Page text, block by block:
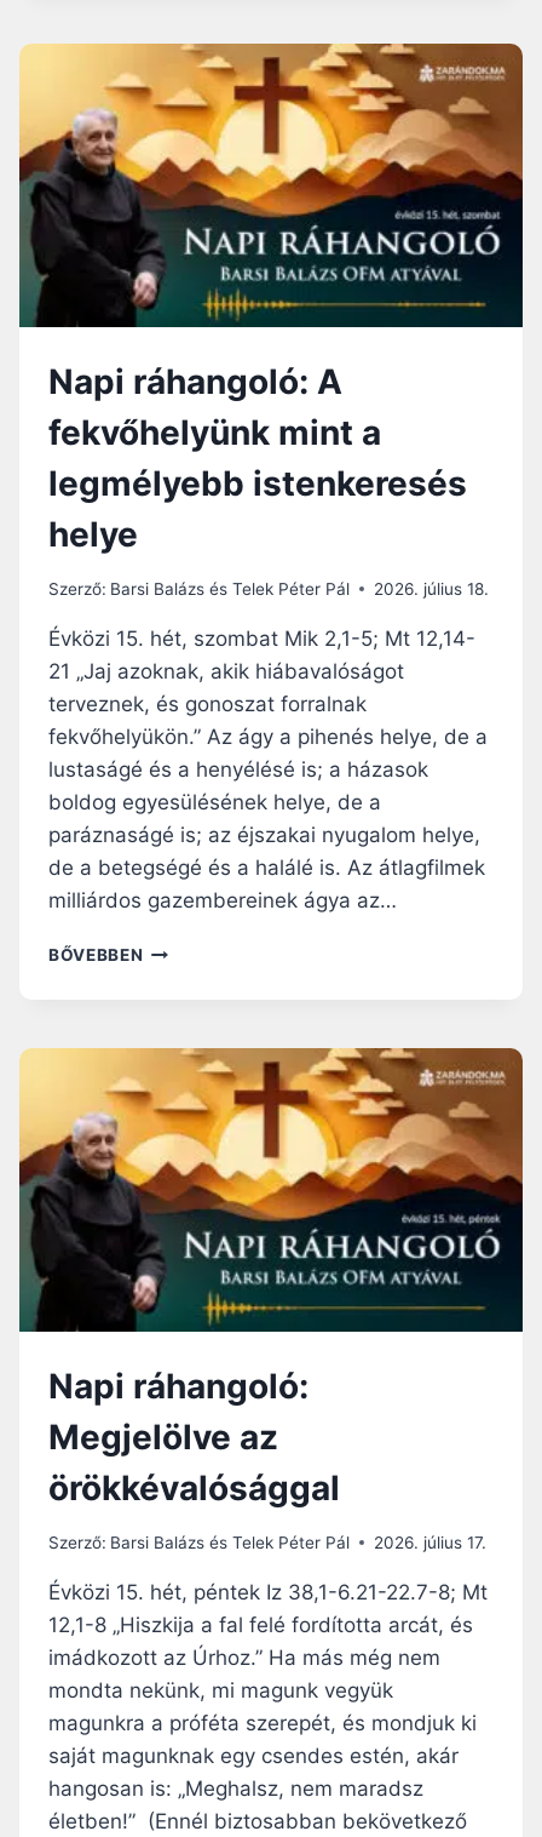
S
Ö
Ö
R
Ü
L
E
T
E
S
G
B
A
Ó
N
E
R
Ő
S
,
A
N
K
E
L
K
A
B
Á
N
I
A
–
V
A
Á
I
R
Á
H
A
N
G
O
L
Ó
Napi ráhangoló: A
fekvőhelyünk mint a
legmélyebb istenkeresés
helye
Szerző: Barsi Balázs és Telek Péter Pál 2026. július 18.
Évközi 15. hét, szombat Mik 2,1-5; Mt 12,14-
21 „Jaj azoknak, akik hiábavalóságot
terveznek, és gonoszat forralnak
fekvőhelyükön.” Az ágy a pihenés helye, de a
lustaságé és a henyélésé is; a házasok
boldog egyesülésének helye, de a
paráznaságé is; az éjszakai nyugalom helye,
de a betegségé és a halálé is. Az átlagfilmek
milliárdos gazembereinek ágya az…
BŐVEBBEN
R
H
G
L
Ó
:
A
F
K
Ő
E
Y
N
M
I
N
A
L
E
G
Napi ráhangoló:
Megjelölve az
örökkévalósággal
Szerző: Barsi Balázs és Telek Péter Pál 2026. július 17.
Évközi 15. hét, péntek Iz 38,1-6.21-22.7-8; Mt
12,1-8 „Hiszkija a fal felé fordította arcát, és
imádkozott az Úrhoz.” Ha más még nem
mondta nekünk, mi magunk vegyük
magunkra a próféta szerepét, és mondjuk ki
saját magunknak egy csendes estén, akár
hangosan is: „Meghalsz, nem maradsz
életben!” (Ennél biztosabban bekövetkező